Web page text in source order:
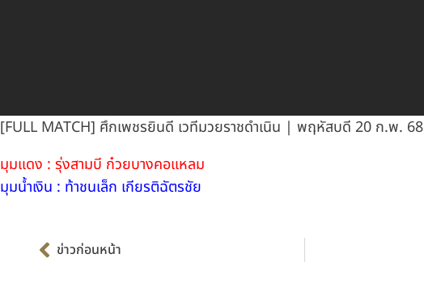
[FULL MATCH] ศึกเพชรยินดี เวทีมวยราชดำเนิน | พฤหัสบดี 20 ก.พ. 68
มุมแดง : รุ่งสามบี ก๋วยบางคอแหลม
มุมน้ำเงิน : ท้าชนเล็ก เกียรติฉัตรชัย
ข่าวก่อนหน้า